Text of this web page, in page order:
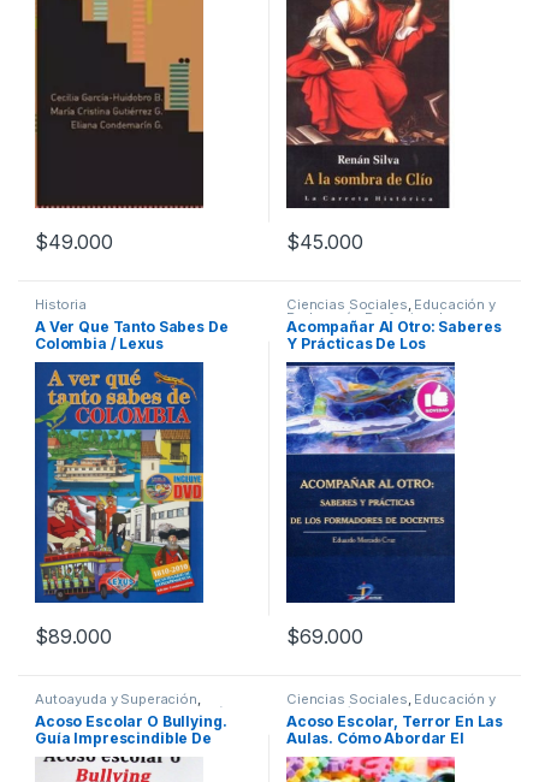
$49.000 $45.000
Historia
A Ver Que Tanto Sabes De
Colombia / Lexus
$89.000
Ciencias Sociales, Educación y
Pedagogía Profesionales y
tecnicos
Acompañar Al Otro: Saberes
Y Prácticas De Los
Formadores De Docentes –
Diaz De Santos
$69.000
Autoayuda y Superación,
Ciencias Sociales, Educación y
Pedagogía,Interes General,
Padres e Hijos,Profesionales y
Acoso Escolar O Bullying.
Guía Imprescindible De
Prevención E Intervención –
Alfaomega
Ciencias Sociales, Educación y
Pedagogía Interes General
Padres e Hijos,Profesionales y
tecnicos,Psicología y
Acoso Escolar, Terror En Las
Aulas. Cómo Abordar El
Acoso Escolar O Bullying –
Ediciones De La U